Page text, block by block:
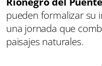
pueden formalizar su
una jornada que
paisajes naturales.